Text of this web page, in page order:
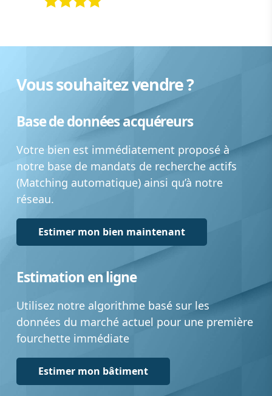
Vous souhaitez vendre ?
Base de données acquéreurs
Votre bien est immédiatement proposé à
notre base de mandats de recherche actifs
(Matching automatique) ainsi qu’à notre
réseau.
Estimer mon bien maintenant
Estimation en ligne
Utilisez notre algorithme basé sur les
données du marché actuel pour une première
fourchette immédiate
Estimer mon bâtiment